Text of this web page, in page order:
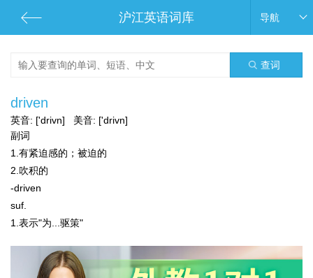
沪江英语词库 导航
查词
driven
英音: ['drivn] 美音: ['drivn]
副词
1.有紧迫感的；被迫的
2.吹积的
-driven
suf.
1.表示"为...驱策"